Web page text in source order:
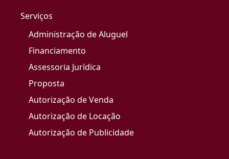
Serviços
Administração de Aluguel
Financiamento
Assessoria Jurídica
Proposta
Autorização de Venda
Autorização de Locação
Autorização de Publicidade